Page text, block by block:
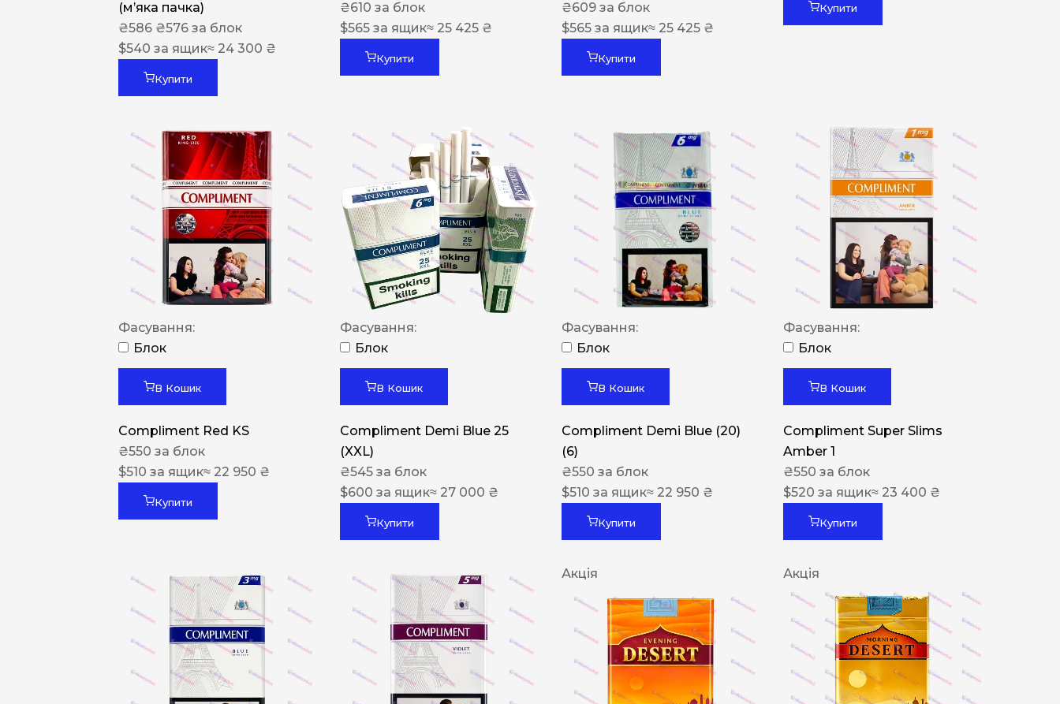
Сигарети LD
(м’яка пачка)
₴586 ₴576 за блок
$540 за ящик≈ 24 300 ₴
Купити
₴610 за блок
$565 за ящик≈ 25 425 ₴
Купити
₴609 за блок
$565 за ящик≈ 25 425 ₴
Купити
Купити
Фасування:
Блок
В Кошик
Compliment Red KS
₴550 за блок
$510 за ящик≈ 22 950 ₴
Купити
Фасування:
Блок
В Кошик
Compliment Demi Blue 25
(XXL)
₴545 за блок
$600 за ящик≈ 27 000 ₴
Купити
Фасування:
Блок
В Кошик
Compliment Demi Blue (20)
(6)
₴550 за блок
$510 за ящик≈ 22 950 ₴
Купити
Фасування:
Блок
В Кошик
Compliment Super Slims
Amber 1
₴550 за блок
$520 за ящик≈ 23 400 ₴
Купити
Акція Акція